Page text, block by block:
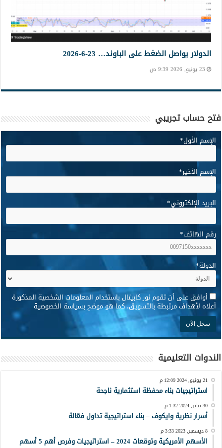
الدولار يواصل الضغط على الباوند… 23-6-2026
23 يونيو, 2026 9:39 ص
فتح حساب تجريبي
الإسم الأول*
الإسم الأخير*
البريد الإلكتروني*
رقم الهاتف*
الدولة*
* أوافق على أن تقوم نور كابيتال باستخدام المعلومات الشخصية المذكورة
أعلاه لأهداف مرتبطة بالتسويق، كما هو موضح بسياسة الخصوصية
الندوات التعليمية
21 يونيو, 2024 12:09 م
استراتيجيات بناء محفظة استثمارية ناجحة
30 يناير, 2024 1:32 م
أسرار نظرية وايكوف – بناء استراتيجية تداول فعّالة
8 ديسمبر, 2023 3:33 م
الأسهم الأمريكية وتوقعات 2024 – استراتيجيات وفرص أهم 5 أسهم